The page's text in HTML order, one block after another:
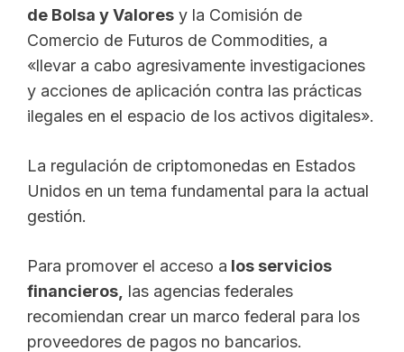
de Bolsa y Valores y la Comisión de
Comercio de Futuros de Commodities, a
«llevar a cabo agresivamente investigaciones
y acciones de aplicación contra las prácticas
ilegales en el espacio de los activos digitales».
La regulación de criptomonedas en Estados
Unidos en un tema fundamental para la actual
gestión.
Para promover el acceso a los servicios
financieros, las agencias federales
recomiendan crear un marco federal para los
proveedores de pagos no bancarios.